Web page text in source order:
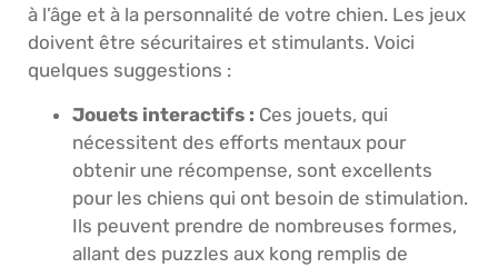
à l’âge et à la personnalité de votre chien. Les jeux
doivent être sécuritaires et stimulants. Voici
quelques suggestions :
Jouets interactifs : Ces jouets, qui
nécessitent des efforts mentaux pour
obtenir une récompense, sont excellents
pour les chiens qui ont besoin de stimulation.
Ils peuvent prendre de nombreuses formes,
allant des puzzles aux kong remplis de